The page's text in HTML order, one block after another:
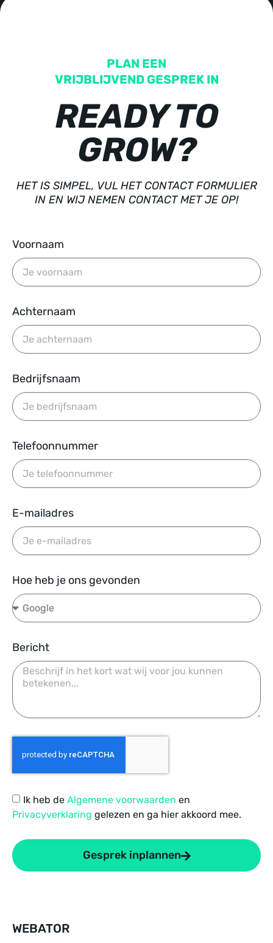
PLAN EEN
VRIJBLIJVEND GESPREK IN
READY TO
GROW?
HET IS SIMPEL, VUL HET CONTACT FORMULIER
IN EN WIJ NEMEN CONTACT MET JE OP!
Voornaam
Achternaam
Bedrijfsnaam
Telefoonnummer
E-mailadres
Hoe heb je ons gevonden
Bericht
Ik heb de Algemene voorwaarden en
Privacyverklaring gelezen en ga hier akkoord mee.
Gesprek inplannen
WEBATOR